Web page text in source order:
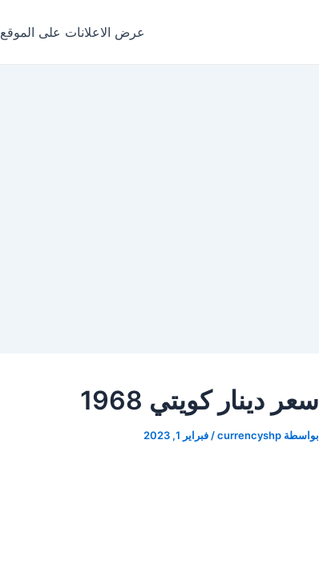
عرض الاعلانات على الموقع
سعر دينار كويتي 1968
بواسطة currencyshp
/ فبراير 1, 2023